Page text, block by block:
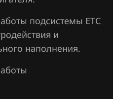
подсистемы ЕТС
и
наполнения.